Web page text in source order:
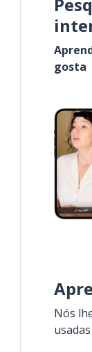
gosta
Nós